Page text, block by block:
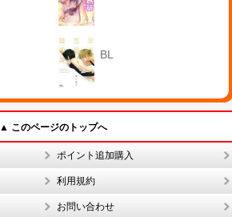
BL
▲ このページのトップへ
ポイント追加購入
利用規約
お問い合わせ